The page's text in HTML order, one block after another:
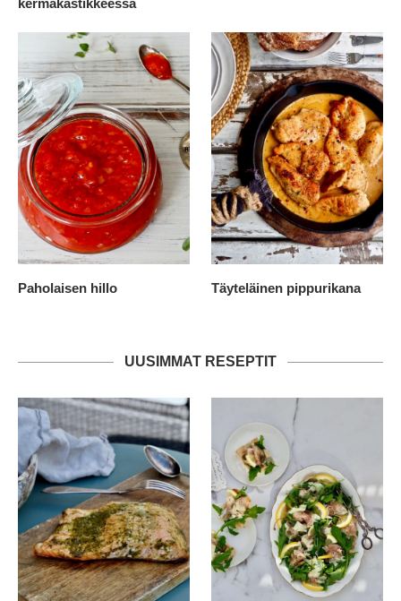
Paholaisen hillo Täyteläinen pippurikana
UUSIMMAT RESEPTIT